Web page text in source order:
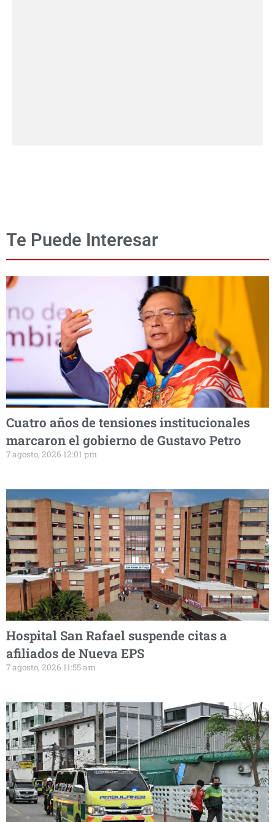
Te Puede Interesar
Cuatro años de tensiones institucionales
marcaron el gobierno de Gustavo Petro
7 agosto, 2026 12:01 pm
Hospital San Rafael suspende citas a
afiliados de Nueva EPS
7 agosto, 2026 11:55 am